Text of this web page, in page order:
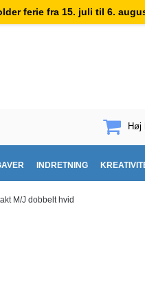
ferie fra 15. juli til 6.
Høj
INDRETNING
M/J dobbelt hvid